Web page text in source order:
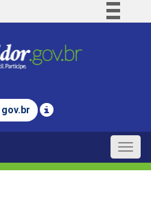
Comunica BR
Legislação
gov.br
Toggle